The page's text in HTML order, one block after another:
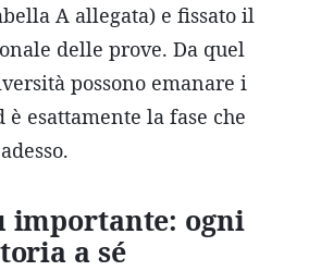
A allegata) e fissato il
delle prove. Da quel
possono emanare i
esattamente la fase che
importante: ogni
a sé